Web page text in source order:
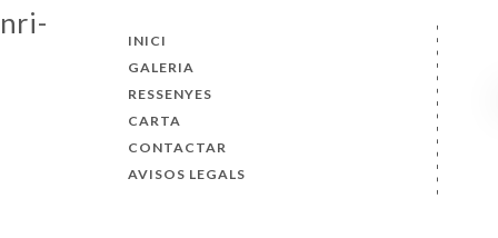
INICI
GALERIA
RESSENYES
CARTA
CONTACTAR
AVISOS LEGALS